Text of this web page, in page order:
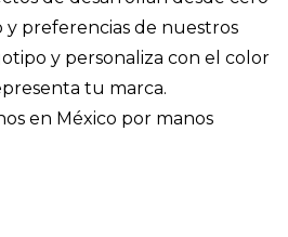
preferencias de nuestros
y personaliza con el color
tu marca.
en México por manos